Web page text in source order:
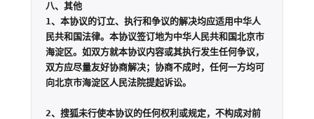
八、其他
1、本协议的订立、执行和争议的解决均应适用中华人
民共和国法律。本协议签订地为中华人民共和国北京市
海淀区。如双方就本协议内容或其执行发生任何争议，
双方应尽量友好协商解决；协商不成时，任何一方均可
向北京市海淀区人民法院提起诉讼。
2、搜狐未行使本协议的任何权利或规定，不构成对前